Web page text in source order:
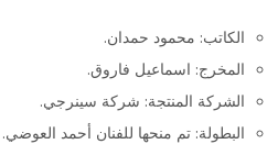
الكاتب: محمود حمدان.
المخرج: اسماعيل فاروق.
الشركة المنتجة: شركة سينرجي.
البطولة: تم منحها للفنان أحمد العوضي.